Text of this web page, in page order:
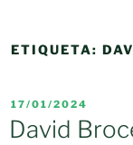
ETIQUETA:
PUBLICADO
EL
17/01/2024
David